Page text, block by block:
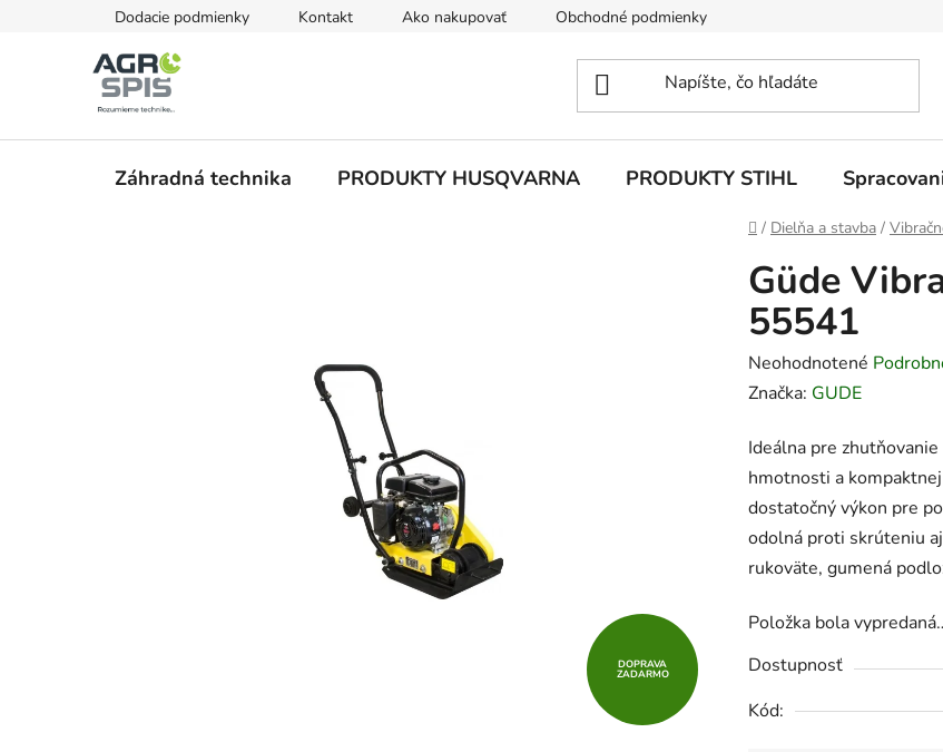
Dodacie podmienky Kontakt Ako nakupovať Obchodné podmienky
Záhradná technika PRODUKTY HUSQVARNA PRODUKTY STIHL
Domov
/ Dielňa a stavba /
Güde
55541
Priemerné
hodnotenie
je
0,0
z
5
hviezdičiek.
Neohodnotené
Značka: GUDE
Ideálna pre
hmotnosti a
dostatočný výkon pre
odolná proti skrúteniu
rukoväte, gumená
Položka bola
Dostupnosť
Kód:
DOPRAVA
ZADARMO